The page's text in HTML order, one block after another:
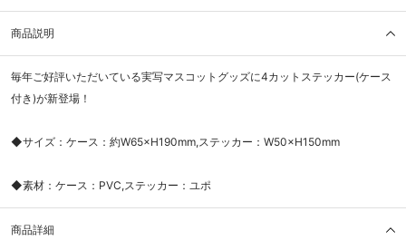
商品説明
毎年ご好評いただいている実写マスコットグッズに4カットステッカー(ケース
付き)が新登場！
◆サイズ：ケース：約W65×H190mm,ステッカー：W50×H150mm
◆素材：ケース：PVC,ステッカー：ユポ
商品詳細